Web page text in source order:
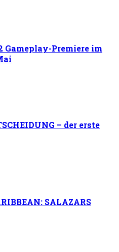
Premiere im
– der erste
SALAZARS